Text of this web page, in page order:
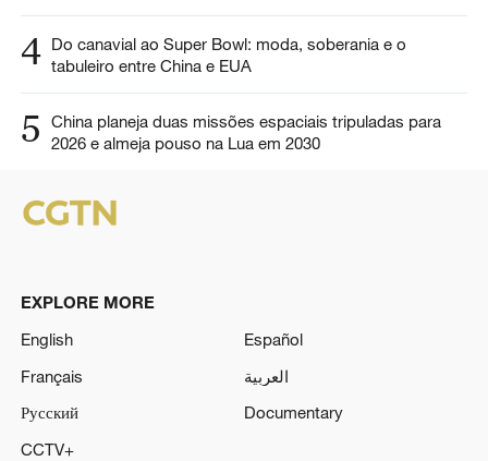
4 Do canavial ao Super Bowl: moda, soberania e o
tabuleiro entre China e EUA
5
China planeja duas missões espaciais tripuladas para
2026 e almeja pouso na Lua em 2030
EXPLORE MORE
English
Español
Français
العربية
Русский
Documentary
CCTV+